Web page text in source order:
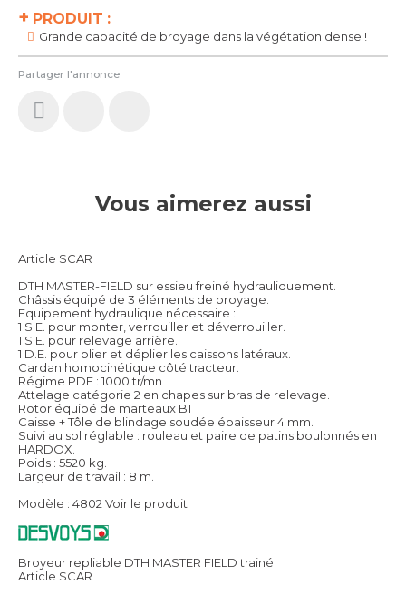
+ PRODUIT :
Grande capacité de broyage dans la végétation dense !
Partager l'annonce
Vous aimerez aussi
Article SCAR
DTH MASTER-FIELD sur essieu freiné hydrauliquement.
Châssis équipé de 3 éléments de broyage.
Equipement hydraulique nécessaire :
1 S.E. pour monter, verrouiller et déverrouiller.
1 S.E. pour relevage arrière.
1 D.E. pour plier et déplier les caissons latéraux.
Cardan homocinétique côté tracteur.
Régime PDF : 1000 tr/mn
Attelage catégorie 2 en chapes sur bras de relevage.
Rotor équipé de marteaux B1
Caisse + Tôle de blindage soudée épaisseur 4 mm.
Suivi au sol réglable : rouleau et paire de patins boulonnés en
HARDOX.
Poids : 5520 kg.
Largeur de travail : 8 m.
Modèle : 4802Voir le produit
Broyeur repliable DTH MASTER FIELD trainé
Article SCAR